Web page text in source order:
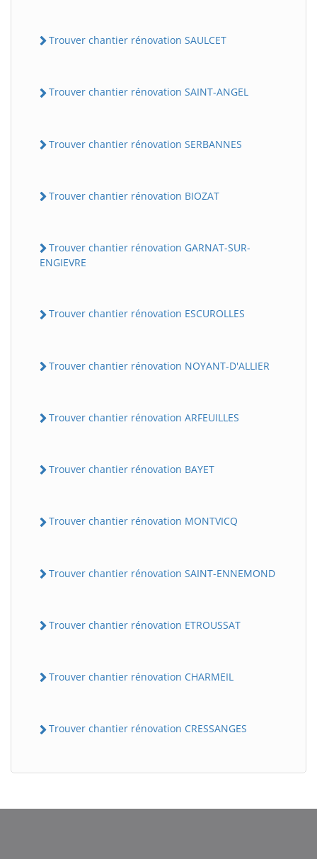
Trouver chantier rénovation SAULCET
Trouver chantier rénovation SAINT-ANGEL
Trouver chantier rénovation SERBANNES
Trouver chantier rénovation BIOZAT
Trouver chantier rénovation GARNAT-SUR-
ENGIEVRE
Trouver chantier rénovation ESCUROLLES
Trouver chantier rénovation NOYANT-D'ALLIER
Trouver chantier rénovation ARFEUILLES
Trouver chantier rénovation BAYET
Trouver chantier rénovation MONTVICQ
Trouver chantier rénovation SAINT-ENNEMOND
Trouver chantier rénovation ETROUSSAT
Trouver chantier rénovation CHARMEIL
Trouver chantier rénovation CRESSANGES
BatiWebPro